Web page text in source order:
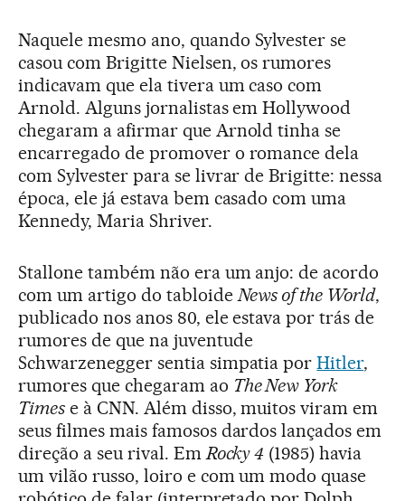
Naquele mesmo ano, quando Sylvester se
casou com Brigitte Nielsen, os rumores
indicavam que ela tivera um caso com
Arnold. Alguns jornalistas em Hollywood
chegaram a afirmar que Arnold tinha se
encarregado de promover o romance dela
com Sylvester para se livrar de Brigitte: nessa
época, ele já estava bem casado com uma
Kennedy, Maria Shriver.
Stallone também não era um anjo: de acordo
com um artigo do tabloide News of the World,
publicado nos anos 80, ele estava por trás de
rumores de que na juventude
Schwarzenegger sentia simpatia porHitler,
rumores que chegaram ao The New York
Timese à CNN. Além disso, muitos viram em
seus filmes mais famosos dardos lançados em
direção a seu rival. Em Rocky 4 (1985) havia
um vilão russo, loiro e com um modo quase